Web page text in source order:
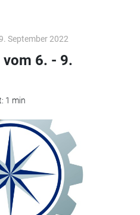
September 2022
6. - 9.
1 min